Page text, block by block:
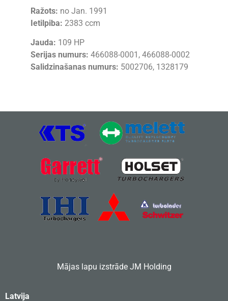
Ražots: no Jan. 1991
Ietilpiba: 2383 ccm
Jauda: 109 HP
Serijas numurs: 466088-0001, 466088-0002
Salidzinašanas numurs: 5002706, 1328179
Mājas lapu izstrādeJM Holding
Latvija